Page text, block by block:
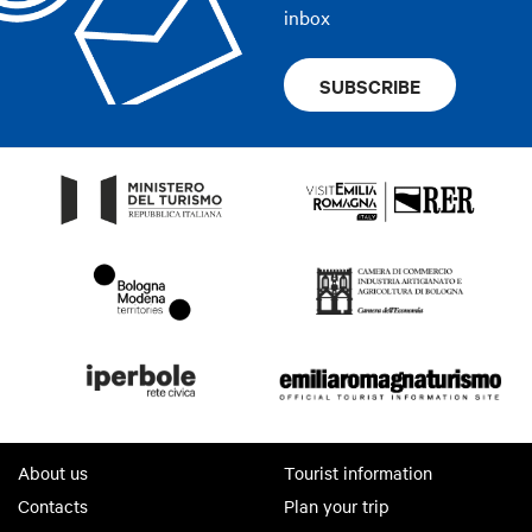
inbox
SUBSCRIBE
About us
Contacts
Tourist information
Plan your trip